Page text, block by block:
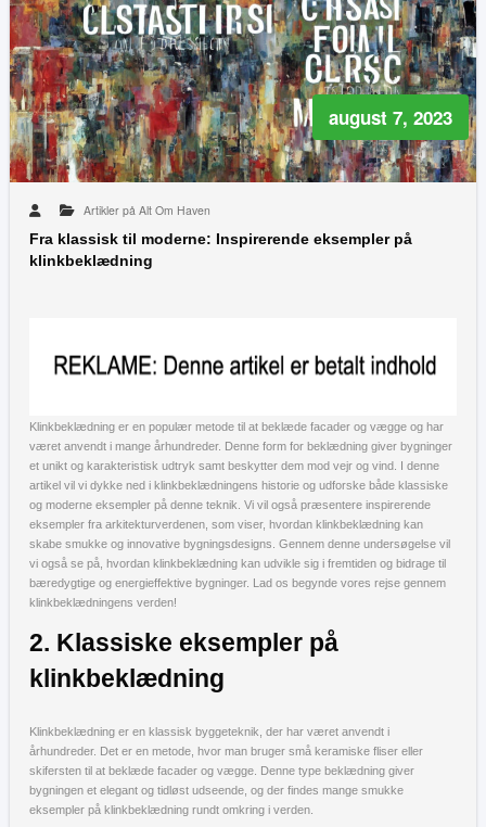
august 7, 2023
Artikler på Alt Om Haven
Fra klassisk til moderne: Inspirerende eksempler på
klinkbeklædning
Klinkbeklædning er en populær metode til at beklæde facader og vægge og har
været anvendt i mange århundreder. Denne form for beklædning giver bygninger
et unikt og karakteristisk udtryk samt beskytter dem mod vejr og vind. I denne
artikel vil vi dykke ned i klinkbeklædningens historie og udforske både klassiske
og moderne eksempler på denne teknik. Vi vil også præsentere inspirerende
eksempler fra arkitekturverdenen, som viser, hvordan klinkbeklædning kan
skabe smukke og innovative bygningsdesigns. Gennem denne undersøgelse vil
vi også se på, hvordan klinkbeklædning kan udvikle sig i fremtiden og bidrage til
bæredygtige og energieffektive bygninger. Lad os begynde vores rejse gennem
klinkbeklædningens verden!
2. Klassiske eksempler på
klinkbeklædning
Klinkbeklædning er en klassisk byggeteknik, der har været anvendt i
århundreder. Det er en metode, hvor man bruger små keramiske fliser eller
skifersten til at beklæde facader og vægge. Denne type beklædning giver
bygningen et elegant og tidløst udseende, og der findes mange smukke
eksempler på klinkbeklædning rundt omkring i verden.